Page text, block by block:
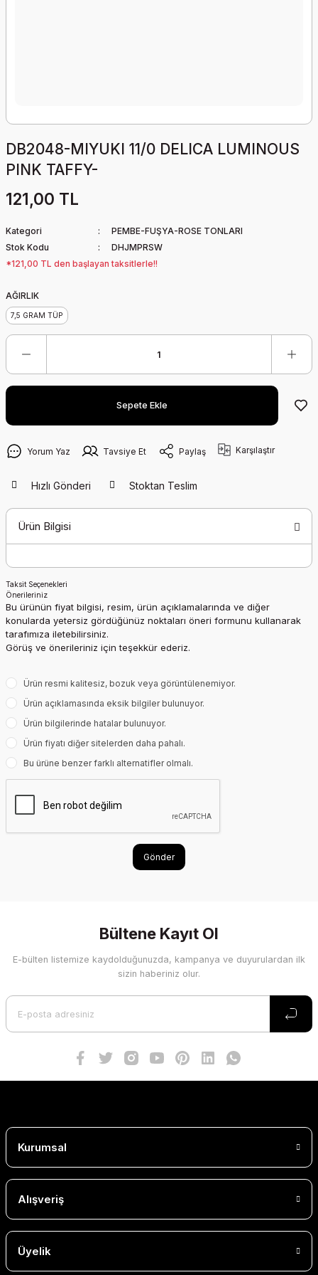
DB2048-MIYUKI 11/0 DELICA LUMINOUS
PINK TAFFY-
121,00 TL
Kategori
PEMBE-FUŞYA-ROSE TONLARI
Stok Kodu
DHJMPRSW
*121,00 TL den başlayan taksitlerle!!
AĞIRLIK
7,5 GRAM TÜP
Sepete Ekle
Yorum Yaz Tavsiye Et Paylaş Karşılaştır
Hızlı Gönderi Stoktan Teslim
Ürün Bilgisi
Taksit Seçenekleri
Önerileriniz
Bu ürünün fiyat bilgisi, resim, ürün açıklamalarında ve diğer
konularda yetersiz gördüğünüz noktaları öneri formunu kullanarak
tarafımıza iletebilirsiniz.
Görüş ve önerileriniz için teşekkür ederiz.
Ürün resmi kalitesiz, bozuk veya görüntülenemiyor.
Ürün açıklamasında eksik bilgiler bulunuyor.
Ürün bilgilerinde hatalar bulunuyor.
Ürün fiyatı diğer sitelerden daha pahalı.
Bu ürüne benzer farklı alternatifler olmalı.
Gönder
Bültene Kayıt Ol
E-bülten listemize kaydolduğunuzda, kampanya ve duyurulardan ilk
sizin haberiniz olur.
Kurumsal
Alışveriş
Üyelik